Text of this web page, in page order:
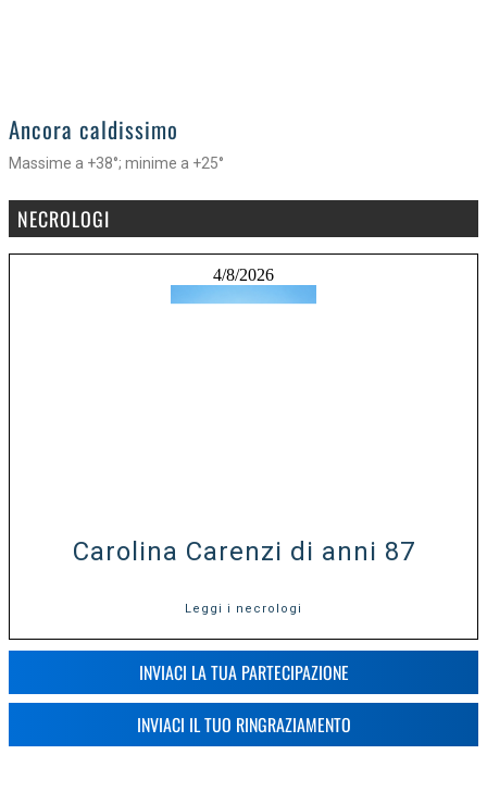
>
Ancora caldissimo
Massime a +38°; minime a +25°
NECROLOGI
4/8/2026
Carolina Carenzi di anni 87
Leggi i necrologi
INVIACI LA TUA PARTECIPAZIONE
INVIACI IL TUO RINGRAZIAMENTO